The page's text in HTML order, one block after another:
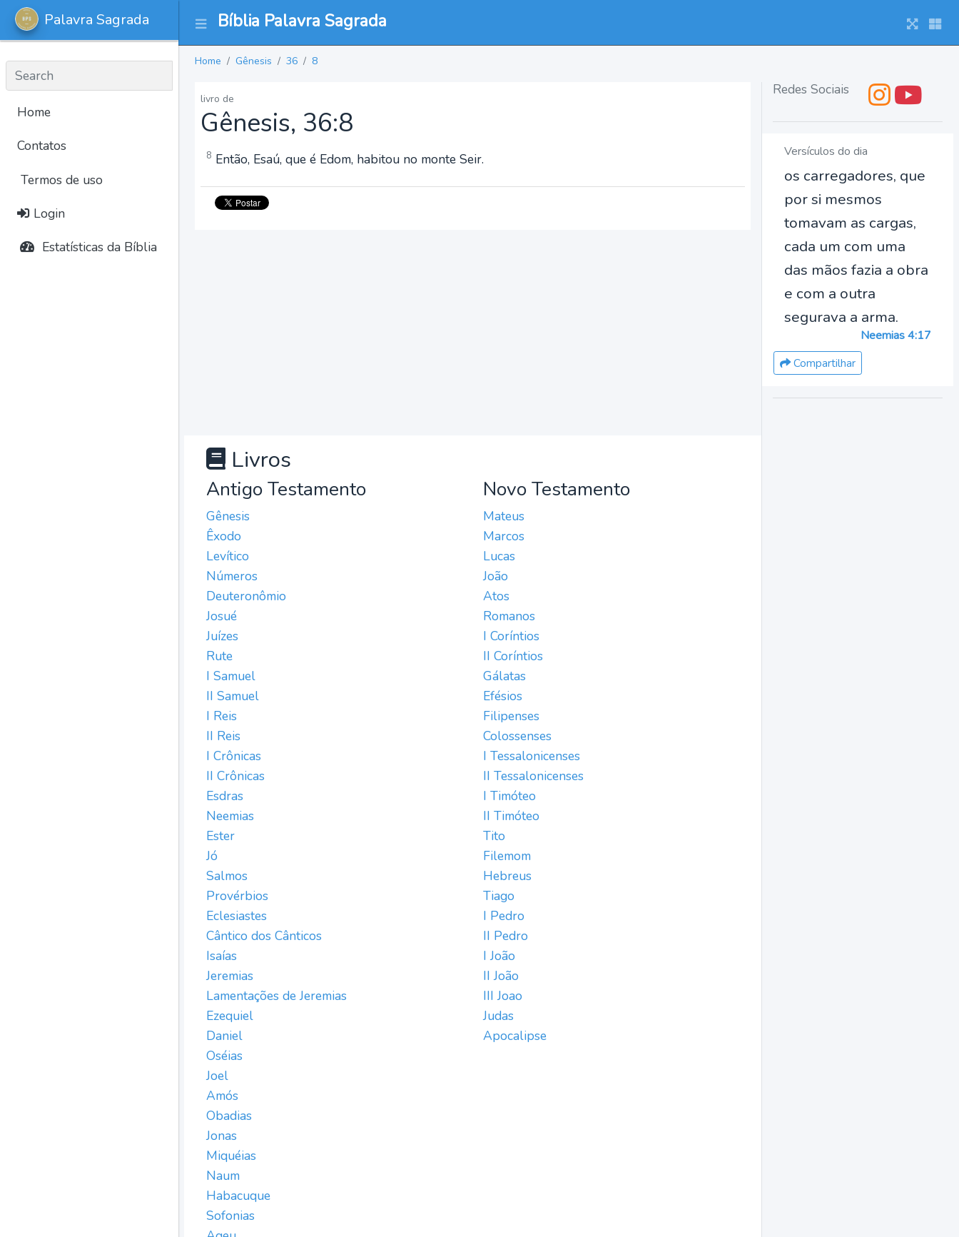
Bíblia Palavra Sagrada
Palavra Sagrada
Home
Contatos
Termos de uso
Login
Estatísticas da Bíblia
Home Gênesis 36 8
livro de
Gênesis, 36:8
8 Então, Esaú, que é Edom, habitou no monte Seir.
Livros
Antigo Testamento
Gênesis
Êxodo
Levítico
Números
Deuteronômio
Josué
Juízes
Rute
I Samuel
II Samuel
I Reis
II Reis
I Crônicas
II Crônicas
Esdras
Neemias
Ester
Jó
Salmos
Provérbios
Eclesiastes
Cântico dos Cânticos
Isaías
Jeremias
Lamentações de Jeremias
Ezequiel
Daniel
Oséias
Joel
Amós
Obadias
Jonas
Miquéias
Naum
Habacuque
Sofonias
Novo Testamento
Mateus
Marcos
Lucas
João
Atos
Romanos
I Coríntios
II Coríntios
Gálatas
Efésios
Filipenses
Colossenses
I Tessalonicenses
II Tessalonicenses
I Timóteo
II Timóteo
Tito
Filemom
Hebreus
Tiago
I Pedro
II Pedro
I João
II João
III Joao
Judas
Apocalipse
Redes Sociais
Versículos do dia
os carregadores, que
por si mesmos
tomavam as cargas,
cada um com uma
das mãos fazia a obra
e com a outra
segurava a arma.
Neemias 4:17
Compartilhar